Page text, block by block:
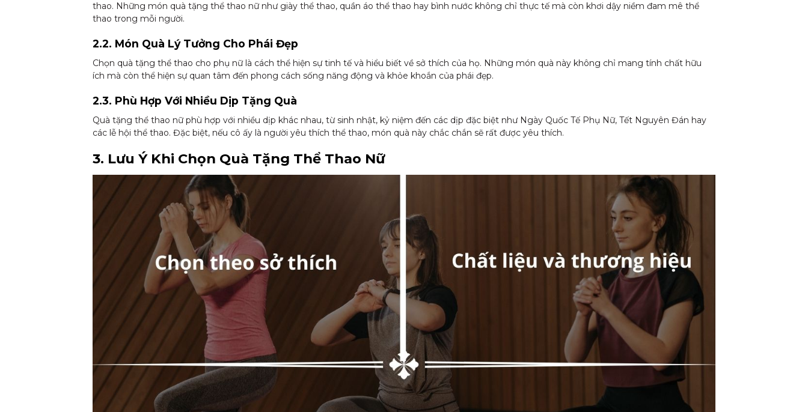
thao. Những món quà tặng thể thao nữ như giày thể thao, quần áo thể thao hay bình nước không chỉ thực tế mà còn khơi dậy niềm đam mê thể
thao trong mỗi người.
2.2. Món Quà Lý Tưởng Cho Phái Đẹp
Chọn quà tặng thể thao cho phụ nữ là cách thể hiện sự tinh tế và hiểu biết về sở thích của họ. Những món quà này không chỉ mang tính chất hữu
ích mà còn thể hiện sự quan tâm đến phong cách sống năng động và khỏe khoắn của phái đẹp.
2.3. Phù Hợp Với Nhiều Dịp Tặng Quà
Quà tặng thể thao nữ phù hợp với nhiều dịp khác nhau, từ sinh nhật, kỷ niệm đến các dịp đặc biệt như Ngày Quốc Tế Phụ Nữ, Tết Nguyên Đán hay
các lễ hội thể thao. Đặc biệt, nếu cô ấy là người yêu thích thể thao, món quà này chắc chắn sẽ rất được yêu thích.
3. Lưu Ý Khi Chọn Quà Tặng Thể Thao Nữ